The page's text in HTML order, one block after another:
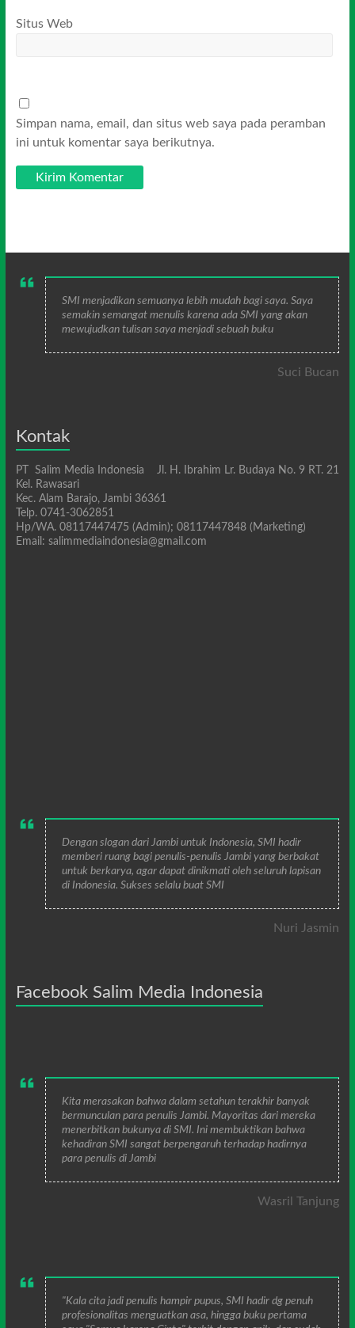
Situs Web
Simpan nama, email, dan situs web saya pada peramban
ini untuk komentar saya berikutnya.
SMI menjadikan semuanya lebih mudah bagi saya. Saya
semakin semangat menulis karena ada SMI yang akan
mewujudkan tulisan saya menjadi sebuah buku
Suci Bucan
Kontak
PT Salim Media Indonesia Jl. H. Ibrahim Lr. Budaya No. 9 RT. 21
Kel. Rawasari
Kec. Alam Barajo, Jambi 36361
Telp. 0741-3062851
Hp/WA. 08117447475 (Admin); 08117447848 (Marketing)
Email: salimmediaindonesia@gmail.com
Dengan slogan dari Jambi untuk Indonesia, SMI hadir
memberi ruang bagi penulis-penulis Jambi yang berbakat
untuk berkarya, agar dapat dinikmati oleh seluruh lapisan
di Indonesia. Sukses selalu buat SMI
Nuri Jasmin
Facebook Salim Media Indonesia
Kita merasakan bahwa dalam setahun terakhir banyak
bermunculan para penulis Jambi. Mayoritas dari mereka
menerbitkan bukunya di SMI. Ini membuktikan bahwa
kehadiran SMI sangat berpengaruh terhadap hadirnya
para penulis di Jambi
Wasril Tanjung
"Kala cita jadi penulis hampir pupus, SMI hadir dg penuh
profesionalitas menguatkan asa, hingga buku pertama